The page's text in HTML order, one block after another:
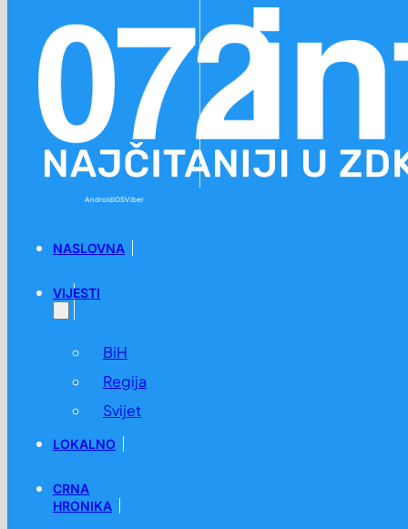
AndroidiOSViber
NASLOVNA
VIJESTI
BiH
Regija
Svijet
LOKALNO
CRNA
HRONIKA